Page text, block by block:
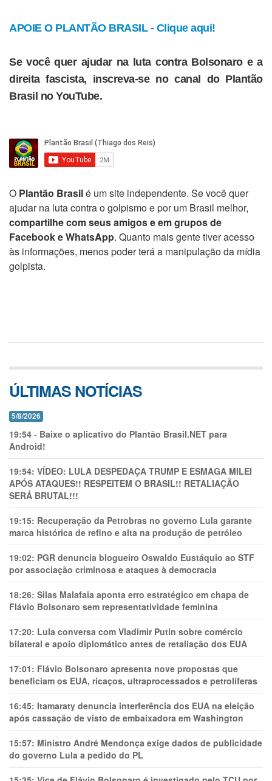
APOIE O PLANTÃO BRASIL - Clique aqui!
Se você quer ajudar na luta contra Bolsonaro e a
direita fascista, inscreva-se no canal do Plantão
Brasil no YouTube.
O Plantão Brasilé um site independente. Se você quer
ajudar na luta contra o golpismo e por um Brasil melhor,
compartilhe com seus amigos e em grupos de
Facebook e WhatsApp. Quanto mais gente tiver acesso
às informações, menos poder terá a manipulação da mídia
golpista.
ÚLTIMAS NOTÍCIAS
5/8/2026
19:54 - Baixe o aplicativo do Plantão Brasil.NET para
Android!
19:54: VÍDEO: LULA DESPEDAÇA TRUMP E ESMAGA MILEI
APÓS ATAQUES!! RESPEITEM O BRASIL!! RETALIAÇÃO
SERÁ BRUTAL!!!
19:15: Recuperação da Petrobras no governo Lula garante
marca histórica de refino e alta na produção de petróleo
19:02: PGR denuncia blogueiro Oswaldo Eustáquio ao STF
por associação criminosa e ataques à democracia
18:26: Silas Malafaia aponta erro estratégico em chapa de
Flávio Bolsonaro sem representatividade feminina
17:20: Lula conversa com Vladimir Putin sobre comércio
bilateral e apoio diplomático antes de retaliação dos EUA
17:01: Flávio Bolsonaro apresenta nove propostas que
beneficiam os EUA, ricaços, ultraprocessados e petrolíferas
16:45: Itamaraty denuncia interferência dos EUA na eleição
após cassação de visto de embaixadora em Washington
15:57: Ministro André Mendonça exige dados de publicidade
do governo Lula a pedido do PL